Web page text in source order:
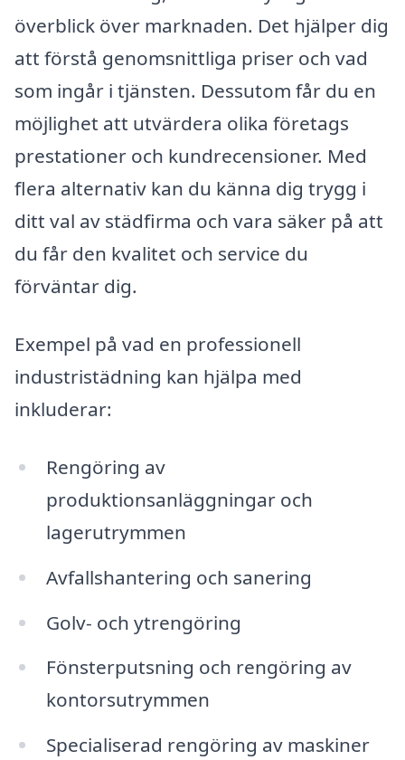
överblick över marknaden. Det hjälper dig
att förstå genomsnittliga priser och vad
som ingår i tjänsten. Dessutom får du en
möjlighet att utvärdera olika företags
prestationer och kundrecensioner. Med
flera alternativ kan du känna dig trygg i
ditt val av städfirma och vara säker på att
du får den kvalitet och service du
förväntar dig.
Exempel på vad en professionell
industristädning kan hjälpa med
inkluderar:
Rengöring av
produktionsanläggningar och
lagerutrymmen
Avfallshantering och sanering
Golv- och ytrengöring
Fönsterputsning och rengöring av
kontorsutrymmen
Specialiserad rengöring av maskiner